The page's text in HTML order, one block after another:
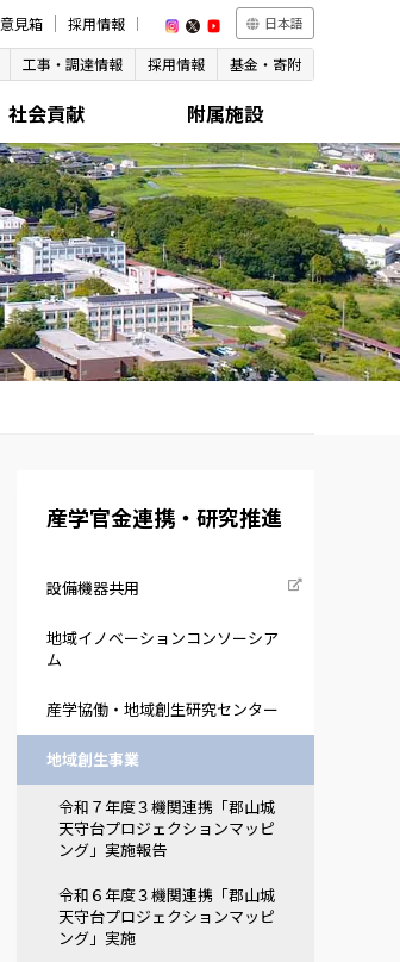
意見箱 採用情報 日本語
工事・調達情報 採用情報 基金・寄附
社会貢献 附属施設
産学官金連携・研究推進
設備機器共用
地域イノベーションコンソーシア
ム
産学協働・地域創生研究センター
地域創生事業
令和７年度３機関連携「郡山城
天守台プロジェクションマッピ
ング」実施報告
令和６年度３機関連携「郡山城
天守台プロジェクションマッピ
ング」実施